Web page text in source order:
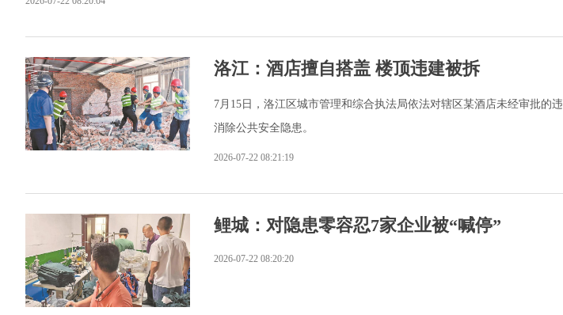
洛江：酒店擅自搭盖 楼顶违建被拆
7月15日，洛江区城市管理和综合执法局依法对辖区某酒店未经审批的
消除公共安全隐患。
2026-07-22 08:21:19
鲤城：对隐患零容忍7家企业被“喊停”
2026-07-22 08:20:20